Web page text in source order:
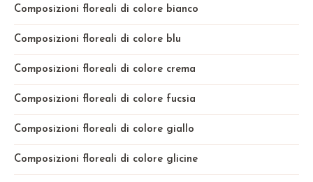
Composizioni floreali di colore bianco
Composizioni floreali di colore blu
Composizioni floreali di colore crema
Composizioni floreali di colore fucsia
Composizioni floreali di colore giallo
Composizioni floreali di colore glicine